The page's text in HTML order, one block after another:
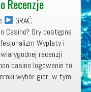
Recenzje
GRAĆ
Gry dostępne
Wypłaty i
recenzji
casino logowanie to
wybór gier, w tym